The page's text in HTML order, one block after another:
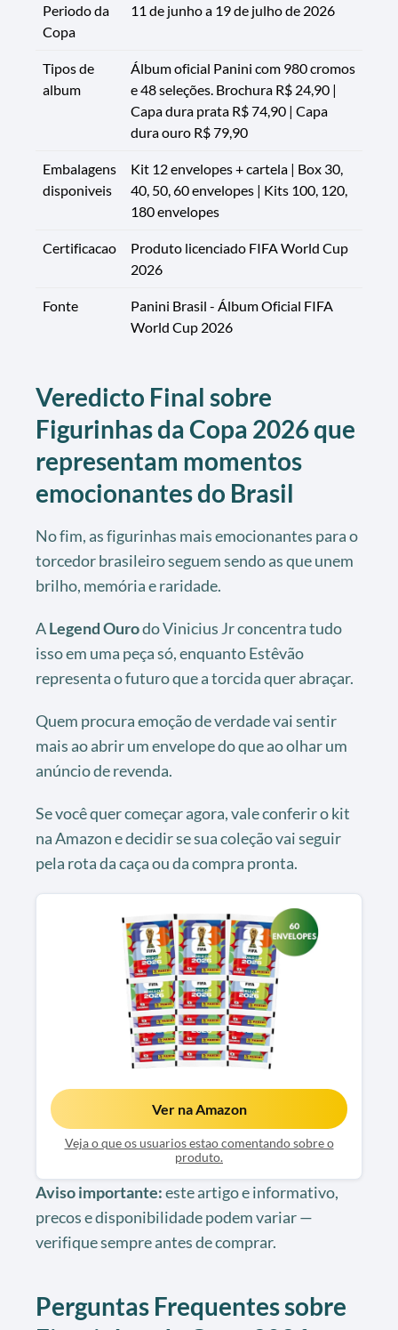
Periodo da
Copa
11 de junho a 19 de julho de 2026
Tipos de
album
Álbum oficial Panini com 980 cromos
e 48 seleções. Brochura R$ 24,90 |
Capa dura prata R$ 74,90 | Capa
dura ouro R$ 79,90
Embalagens
disponiveis
Kit 12 envelopes + cartela | Box 30,
40, 50, 60 envelopes | Kits 100, 120,
180 envelopes
Certificacao
Produto licenciado FIFA World Cup
2026
Fonte
Panini Brasil - Álbum Oficial FIFA
World Cup 2026
Veredicto Final sobre
Figurinhas da Copa 2026 que
representam momentos
emocionantes do Brasil
No fim, as figurinhas mais emocionantes para o
torcedor brasileiro seguem sendo as que unem
brilho, memória e raridade.
ALegend Ourodo Vinicius Jr concentra tudo
isso em uma peça só, enquanto Estêvão
representa o futuro que a torcida quer abraçar.
Quem procura emoção de verdade vai sentir
mais ao abrir um envelope do que ao olhar um
anúncio de revenda.
Se você quer começar agora, vale conferir o kit
na Amazon e decidir se sua coleção vai seguir
pela rota da caça ou da compra pronta.
Ver na Amazon
Veja o que os usuarios estao comentando sobre o
produto.
Aviso importante:este artigo e informativo,
precos e disponibilidade podem variar —
verifique sempre antes de comprar.
Perguntas Frequentes sobre